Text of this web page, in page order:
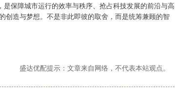
保障城市运行的效率与秩序、抢占科技发展的前沿与高
创造与梦想。不是非此即彼的取舍，而是统筹兼顾的智
盛达优配提示：文章来自网络，不代表本站观点。